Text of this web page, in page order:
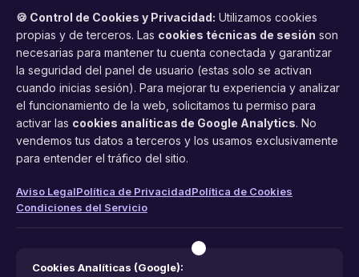
FacilCita
Asistente inteligente de citas por teléfono y WhatsApp.
Gestión profesional de agenda con IA para tu negocio.
Funciones
Aviso Legal
🍪 Control de Cookies y Privacidad: Utilizamos cookies
propias y de terceros. Las cookies técnicas de sesión son
necesarias para mantener tu cuenta conectada y garantizar
la seguridad del panel de usuario (estas solo se activan
cuando inicias sesión). Para mejorar tu experiencia y analizar
el funcionamiento de la web, solicitamos tu permiso para
activar las cookies analíticas de Google Analytics. No
vendemos tus datos a terceros y los usamos exclusivamente
para entender el tráfico del sitio.
Aviso LegalPolítica de PrivacidadPolítica de Cookies
Condiciones del Servicio
Cookies Analíticas (Google):